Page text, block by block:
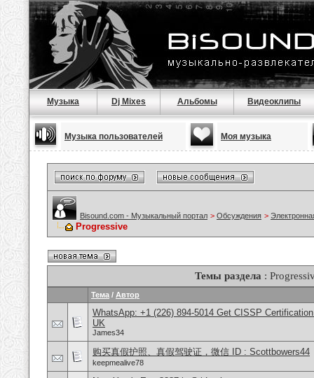
Музыка Dj Mixes Альбомы Видеоклипы
Музыка пользователей Моя музыка
Bisound.com - Музыкальный портал > Обсуждения >
Progressive
Темы раздела :
Тема / Автор
WhatsApp: +1 (226) 894-5014​ Get CISSP
UK
James34
购买真假护照、真假驾驶证，微信 ID : Scottbowers44
keepmealive78